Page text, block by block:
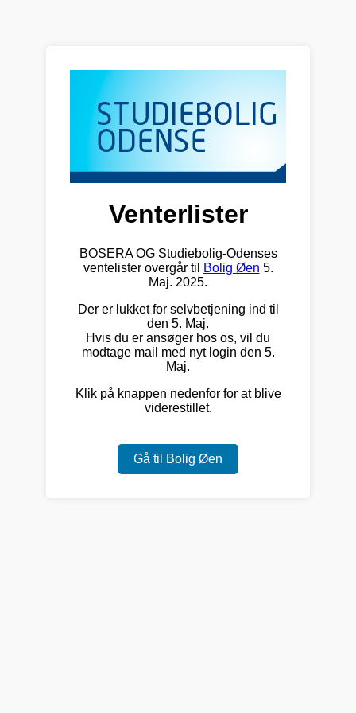
Venterlister
BOSERA OG Studiebolig-Odenses
ventelister overgår til
Bolig Øen 5.
Maj. 2025.
Der er lukket for selvbetjening ind til
den 5. Maj.
Hvis du er ansøger hos os, vil du
modtage mail med nyt login den 5.
Maj.
Klik på knappen nedenfor for at blive
viderestillet.
Gå til Bolig Øen